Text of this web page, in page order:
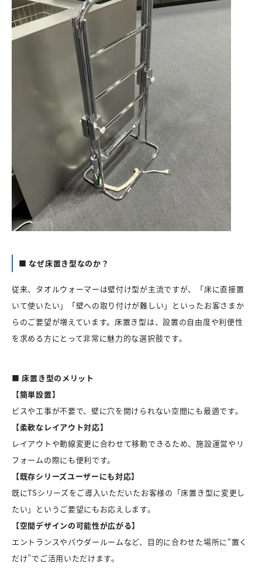
■ なぜ床置き型なのか？
従来、タオルウォーマーは壁付け型が主流ですが、「床に直接置
いて使いたい」「壁への取り付けが難しい」といったお客さまか
らのご要望が増えています。床置き型は、設置の自由度や利便性
を求める方にとって非常に魅力的な選択肢です。
■床置き型のメリット
【簡単設置】
ビスや工事が不要で、壁に穴を開けられない空間にも最適です。
【柔軟なレイアウト対応】
レイアウトや動線変更に合わせて移動できるため、施設運営やリ
フォームの際にも便利です。
【既存シリーズユーザーにも対応】
既にTSシリーズをご導入いただいたお客様の「床置き型に変更し
たい」というご要望にもお応えします。
【空間デザインの可能性が広がる】
エントランスやパウダールームなど、目的に合わせた場所に“置く
だけ”でご活用いただけます。